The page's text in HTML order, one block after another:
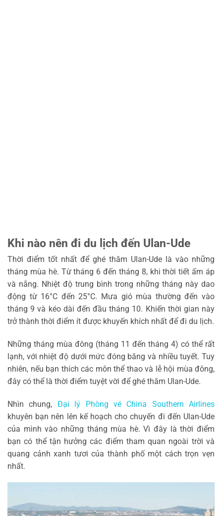
Khi nào nên đi du lịch đến Ulan-Ude
Thời điểm tốt nhất để ghé thăm Ulan-Ude là vào những
tháng mùa hè. Từ tháng 6 đến tháng 8, khi thời tiết ấm áp
và nắng. Nhiệt độ trung bình trong những tháng này dao
động từ 16°C đến 25°C. Mưa gió mùa thường đến vào
tháng 9 và kéo dài đến đầu tháng 10. Khiến thời gian này
trở thành thời điểm ít được khuyến khích nhất để đi du lịch.
Những tháng mùa đông (tháng 11 đến tháng 4) có thể rất
lạnh, với nhiệt độ dưới mức đóng băng và nhiều tuyết. Tuy
nhiên, nếu bạn thích các môn thể thao và lễ hội mùa đông,
đây có thể là thời điểm tuyệt vời để ghé thăm Ulan-Ude.
Nhìn chung, Đại lý Phòng vé China Southern Airlines
khuyên bạn nên lên kế hoạch cho chuyến đi đến Ulan-Ude
của mình vào những tháng mùa hè. Vì đây là thời điểm
bạn có thể tận hưởng các điểm tham quan ngoài trời và
quang cảnh xanh tươi của thành phố một cách trọn vẹn
nhất.